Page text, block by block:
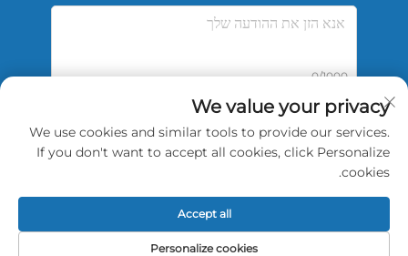
0/1000
שליחה
זכויות יוצרים © 2026 China Shengshi Sports Tech Tianjin
We value your privacy
We use cookies and similar tools to provide our services.
If you don't want to accept all cookies, click Personalize
cookies.
Personalize cookies
Accept all